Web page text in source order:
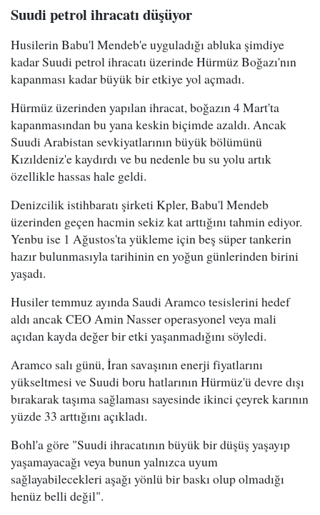
Suudi petrol ihracatı düşüyor
Husilerin Babu'l Mendeb'e uyguladığı abluka şimdiye
kadar Suudi petrol ihracatı üzerinde Hürmüz Boğazı'nın
kapanması kadar büyük bir etkiye yol açmadı.
Hürmüz üzerinden yapılan ihracat, boğazın 4 Mart'ta
kapanmasından bu yana keskin biçimde azaldı. Ancak
Suudi Arabistan sevkiyatlarının büyük bölümünü
Kızıldeniz'e kaydırdı ve bu nedenle bu su yolu artık
özellikle hassas hale geldi.
Denizcilik istihbaratı şirketi Kpler, Babu'l Mendeb
üzerinden geçen hacmin sekiz kat arttığını tahmin ediyor.
Yenbu ise 1 Ağustos'ta yükleme için beş süper tankerin
hazır bulunmasıyla tarihinin en yoğun günlerinden birini
yaşadı.
Husiler temmuz ayında Saudi Aramco tesislerini hedef
aldı ancak CEO Amin Nasser operasyonel veya mali
açıdan kayda değer bir etki yaşanmadığını söyledi.
Aramco salı günü, İran savaşının enerji fiyatlarını
yükseltmesi ve Suudi boru hatlarının Hürmüz'ü devre dışı
bırakarak taşıma sağlaması sayesinde ikinci çeyrek karının
yüzde 33 arttığını açıkladı.
Bohl'a göre "Suudi ihracatının büyük bir düşüş yaşayıp
yaşamayacağı veya bunun yalnızca uyum
sağlayabilecekleri aşağı yönlü bir baskı olup olmadığı
henüz belli değil".